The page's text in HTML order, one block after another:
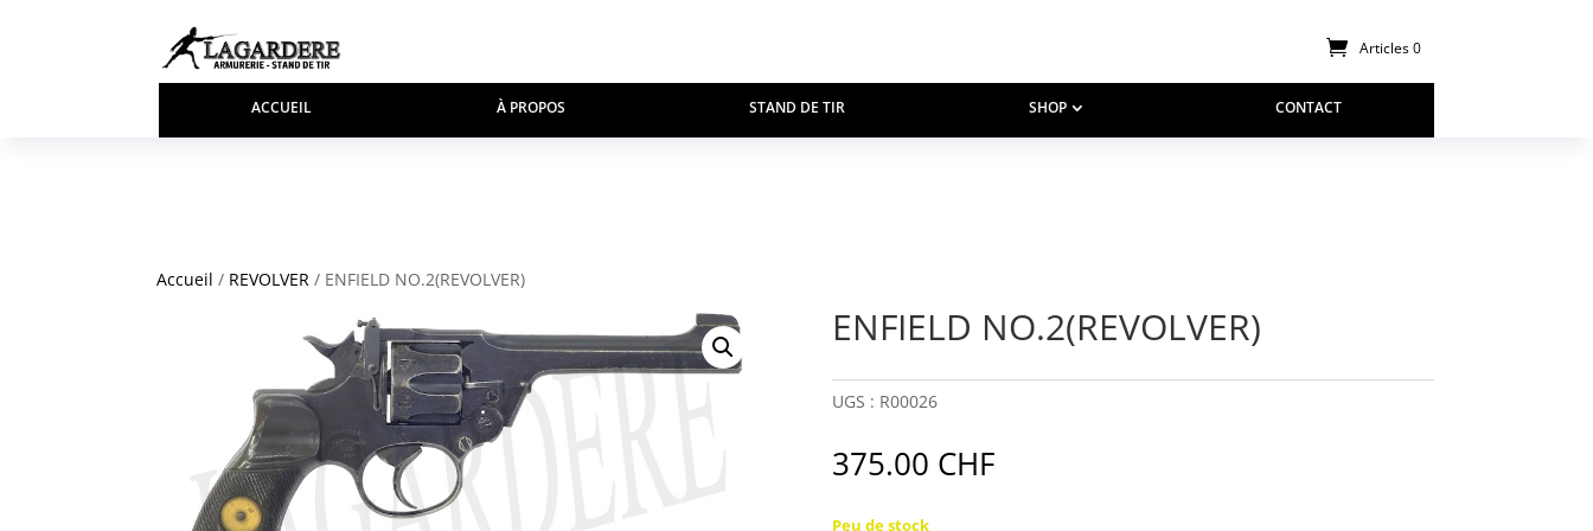
Articles 0
ACCUEIL À PROPOS STAND DE TIR SHOP CONTACT
Accueil / REVOLVER / ENFIELD NO.2(REVOLVER)
ENFIELD NO.2(REVOLVER)
UGS : R00026
375.00 CHF
Peu de stock